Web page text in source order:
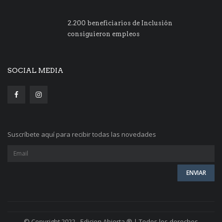
2.200 beneficiarios de Inclusión
consiguieron empleos
SOCIAL MEDIA
Suscríbete aquí para recibir todas las novedades